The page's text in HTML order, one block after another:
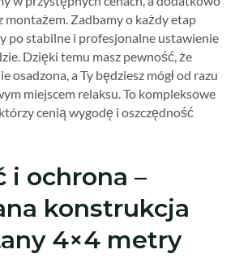
montażem. Zadbamy o każdy etap
po stabilne i profesjonalne ustawienie
Dzięki temu masz pewność, że
osadzona, a Ty będziesz mógł od razu
miejscem relaksu. To kompleksowe
cenią wygodę i oszczędność
i ochrona –
konstrukcja
4×4 metry